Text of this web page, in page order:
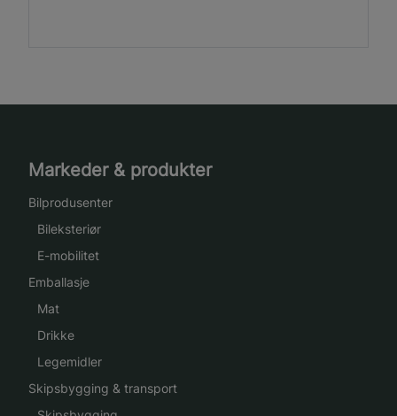
Markeder & produkter
Bilprodusenter
Bileksteriør
E-mobilitet
Emballasje
Mat
Drikke
Legemidler
Skipsbygging & transport